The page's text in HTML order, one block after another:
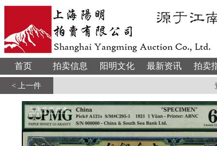
首页 拍卖信息 阳明文化 最新资讯 拍卖
< 上一件